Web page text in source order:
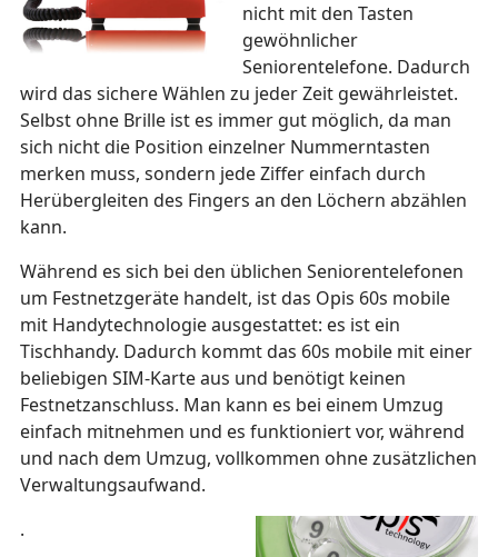
nicht mit den Tasten
gewöhnlicher
Seniorentelefone. Dadurch
wird das sichere Wählen zu jeder Zeit gewährleistet.
Selbst ohne Brille ist es immer gut möglich, da man
sich nicht die Position einzelner Nummerntasten
merken muss, sondern jede Ziffer einfach durch
Herübergleiten des Fingers an den Löchern abzählen
kann.
Während es sich bei den üblichen Seniorentelefonen
um Festnetzgeräte handelt, ist das Opis 60s mobile
mit Handytechnologie ausgestattet: es ist ein
Tischhandy. Dadurch kommt das 60s mobile mit einer
beliebigen SIM-Karte aus und benötigt keinen
Festnetzanschluss. Man kann es bei einem Umzug
einfach mitnehmen und es funktioniert vor, während
und nach dem Umzug, vollkommen ohne zusätzlichen
Verwaltungsaufwand.
.